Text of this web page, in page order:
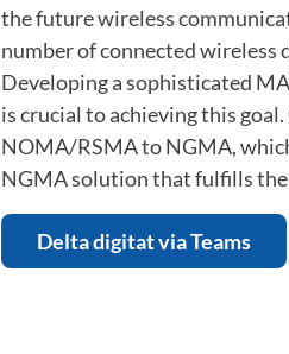
the future wireless
number of connected wireless
Developing a sophisticated
is crucial to achieving this
NOMA/RSMA to NGMA,
NGMA solution that fulfills
Delta digitat via Teams